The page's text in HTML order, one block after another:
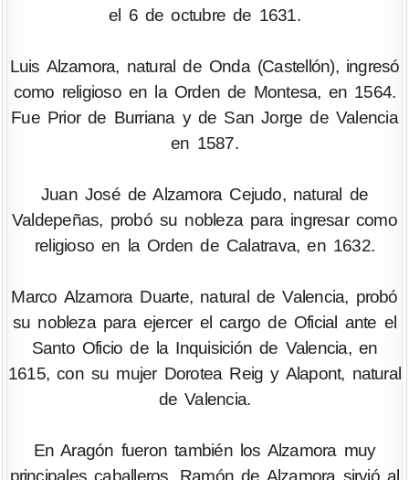
el 6 de octubre de 1631.
Luis Alzamora, natural de Onda (Castellón), ingresó
como religioso en la Orden de Montesa, en 1564.
Fue Prior de Burriana y de San Jorge de Valencia
en 1587.
Juan José de Alzamora Cejudo, natural de
Valdepeñas, probó su nobleza para ingresar como
religioso en la Orden de Calatrava, en 1632.
Marco Alzamora Duarte, natural de Valencia, probó
su nobleza para ejercer el cargo de Oficial ante el
Santo Oficio de la Inquisición de Valencia, en
1615, con su mujer Dorotea Reig y Alapont, natural
de Valencia.
En Aragón fueron también los Alzamora muy
principales caballeros. Ramón de Alzamora sirvió al